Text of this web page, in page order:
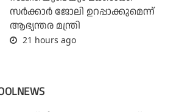
സര്‍ക്കാര്‍ ജോലി ഉറപ്പാക്കുമെന്ന്
ആഭ്യന്തര മന്ത്രി
21 hours ago